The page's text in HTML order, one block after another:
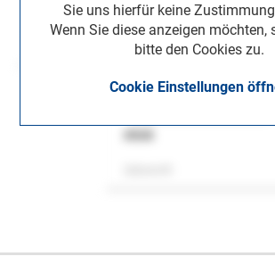
Sie uns hierfür keine
Wenn Sie diese anzeigen möchten,
bitte den Cookies zu.
Cookie Einstellungen